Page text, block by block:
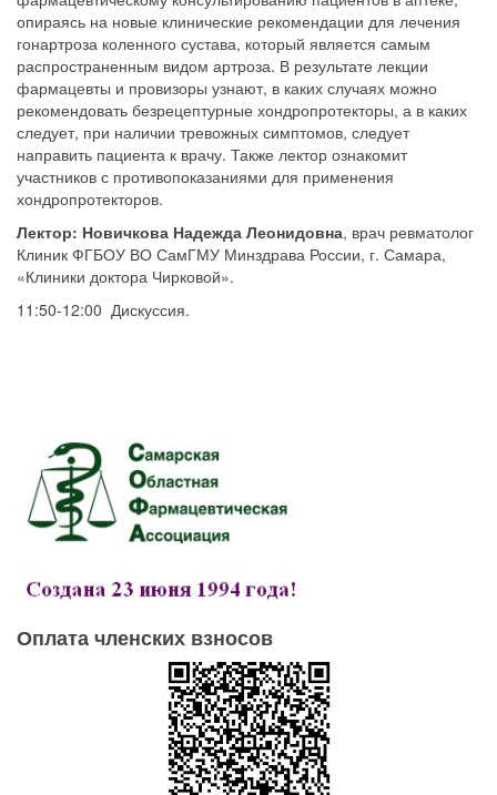
опираясь на новые клинические рекомендации для лечения
гонартроза коленного сустава, который является самым
распространенным видом артроза. В результате лекции
фармацевты и провизоры узнают, в каких случаях можно
рекомендовать безрецептурные хондропротекторы, а в каких
следует, при наличии тревожных симптомов, следует
направить пациента к врачу. Также лектор ознакомит
участников с противопоказаниями для применения
хондропротекторов.
Лектор: Новичкова Надежда Леонидовна, врач ревматолог
Клиник ФГБОУ ВО СамГМУ Минздрава России, г. Самара,
«Клиники доктора Чирковой».
11:50-12:00 Дискуссия.
Оплата членских взносов